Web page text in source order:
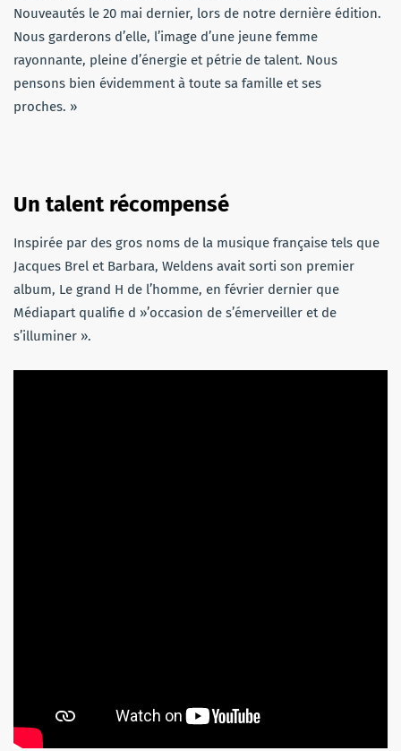
Nouveautés le 20 mai dernier, lors de notre dernière édition.
Nous garderons d’elle, l’image d’une jeune femme
rayonnante, pleine d’énergie et pétrie de talent. Nous
pensons bien évidemment à toute sa famille et ses
proches. »
Un talent récompensé
Inspirée par des gros noms de la musique française tels que
Jacques Brel et Barbara, Weldens avait sorti son premier
album, Le grand H de l’homme, en février dernier que
Médiapart qualifie d »’occasion de s’émerveiller et de
s’illuminer ».